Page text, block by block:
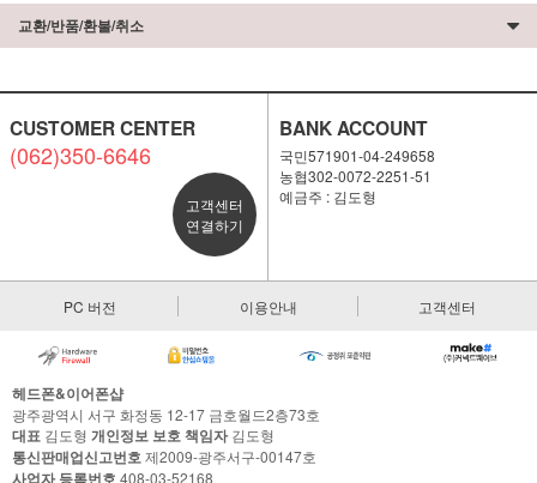
교환/반품/환불/취소
CUSTOMER CENTER
(062)350-6646
고객센터
연결하기
BANK ACCOUNT
국민571901-04-249658
농협302-0072-2251-51
예금주 : 김도형
PC 버전 이용안내 고객센터
헤드폰&이어폰샵
광주광역시 서구 화정동 12-17 금호월드2층73호
대표 김도형 개인정보 보호 책임자김도형
통신판매업신고번호제2009-광주서구-00147호
사업자 등록번호 408-03-52168